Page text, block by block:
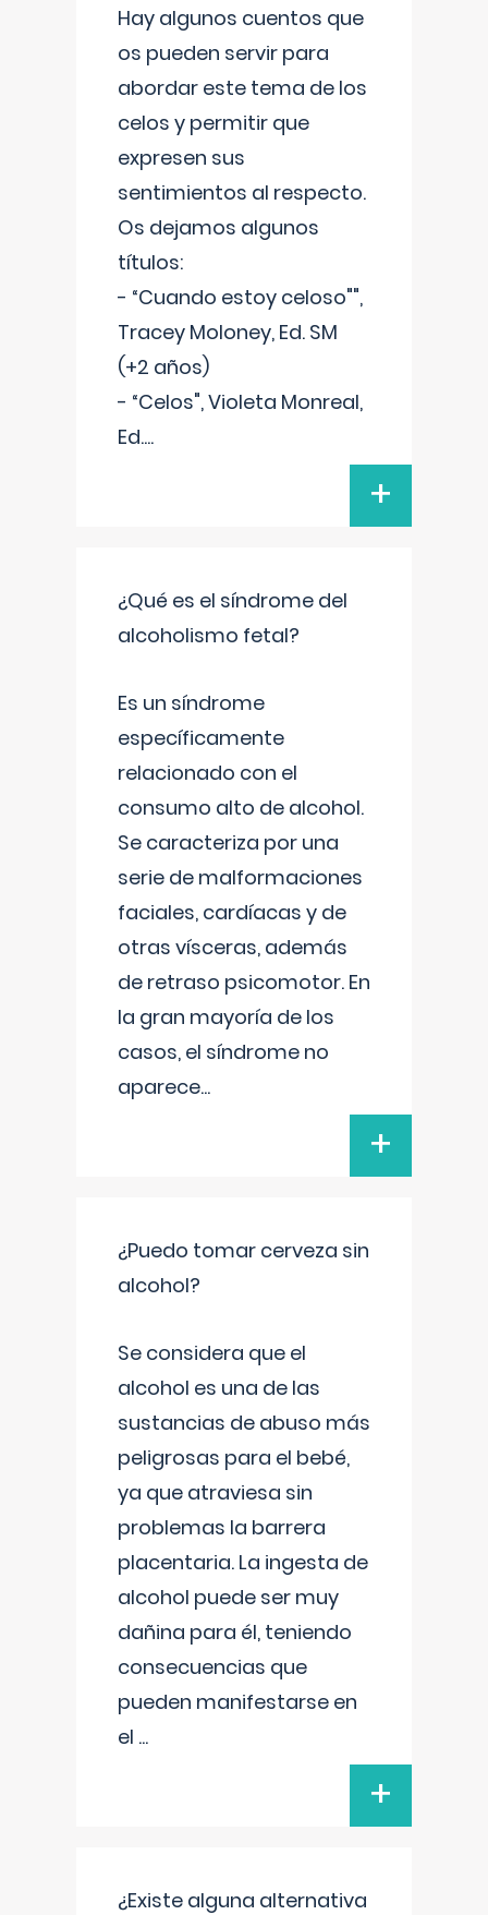
Hay algunos cuentos que
os pueden servir para
abordar este tema de los
celos y permitir que
expresen sus
sentimientos al respecto.
Os dejamos algunos
títulos:
- “Cuando estoy celoso"",
Tracey Moloney, Ed. SM
(+2 años)
- “Celos", Violeta Monreal,
Ed....
+
¿Qué es el síndrome del
alcoholismo fetal?
Es un síndrome
específicamente
relacionado con el
consumo alto de alcohol.
Se caracteriza por una
serie de malformaciones
faciales, cardíacas y de
otras vísceras, además
de retraso psicomotor. En
la gran mayoría de los
casos, el síndrome no
aparece...
+
¿Puedo tomar cerveza sin
alcohol?
Se considera que el
alcohol es una de las
sustancias de abuso más
peligrosas para el bebé,
ya que atraviesa sin
problemas la barrera
placentaria. La ingesta de
alcohol puede ser muy
dañina para él, teniendo
consecuencias que
pueden manifestarse en
el ...
+
¿Existe alguna alternativa